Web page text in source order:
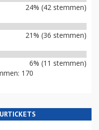
24% (42 stemmen)
21% (36 stemmen)
6% (11 stemmen)
170